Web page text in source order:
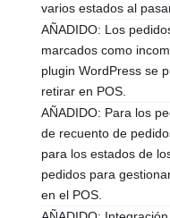
varios estados al
AÑADIDO: Los
marcados como
plugin WordPress se
retirar en POS.
AÑADIDO: Para los
de recuento de
para los estados de
pedidos para
en el POS.